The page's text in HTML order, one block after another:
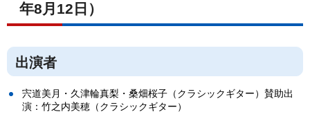
年8月12日）
出演者
宍道美月・久津輪真梨・桑畑桜子（クラシックギター）賛助出
演：竹之内美穂（クラシックギター）